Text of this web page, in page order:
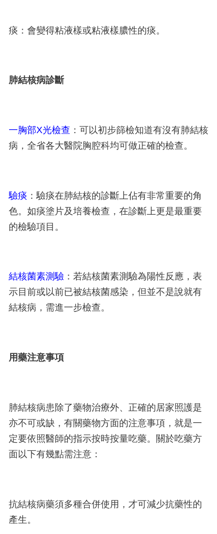
痰：會變得粘液樣或粘液樣膿性的痰。
肺結核病診斷
一胸部X光檢查 ：可以初步篩檢知道有沒有肺結核
病，全省各大醫院胸腔科均可做正確的檢查。
驗痰 ：驗痰在肺結核的診斷上佔有非常重要的角
色。如痰塗片及培養檢查，在診斷上更是最重要
的檢驗項目。
結核菌素測驗 ：若結核菌素測驗為陽性反應，表
示目前或以前已被結核菌感染，但並不是說就有
結核病，需進一步檢查。
用藥注意事項
肺結核病患除了藥物治療外、正確的居家照護是
亦不可或缺，有關藥物方面的注意事項，就是一
定要依照醫師的指示按時按量吃藥。關於吃藥方
面以下有幾點需注意：
抗結核病藥須多種合併使用，才可減少抗藥性的
產生。